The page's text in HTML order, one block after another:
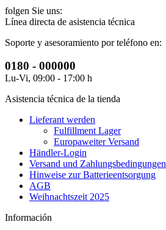
folgen Sie uns:
Línea directa de asistencia técnica
Soporte y asesoramiento por teléfono en:
0180 - 000000
Lu-Vi, 09:00 - 17:00 h
Asistencia técnica de la tienda
Lieferant werden
Fulfillment Lager
Europaweiter Versand
Händler-Login
Versand und Zahlungsbedingungen
Hinweise zur Batterieentsorgung
AGB
Weihnachtszeit 2025
Información